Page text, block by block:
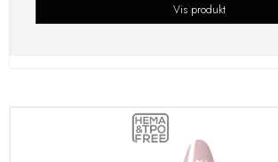
Vis produkt